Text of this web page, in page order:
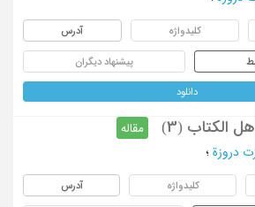
کلیدواژه آدرس
پیشنهاد دیگران
دانلود
الکتاب (3)
مقاله
دروزة ؛
کلیدواژه آدرس